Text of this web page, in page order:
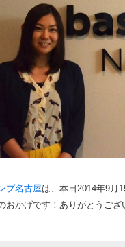
プ名古屋は、本日2014年9月
おかげです！ありがとうござ